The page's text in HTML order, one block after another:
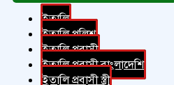
ইতালি
ইতালি পুলিশ
ইতালি প্রবাসী
ইতালি প্রবাসী বাংলাদেশি
ইতালি প্রবাসী স্ত্রী